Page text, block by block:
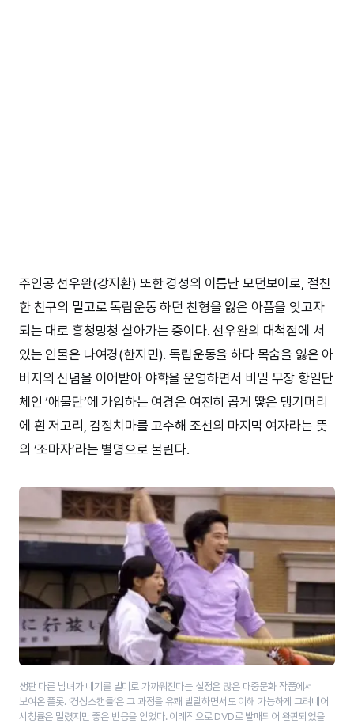
주인공 선우완(강지환) 또한 경성의 이름난 모던보이로, 절친
한 친구의 밀고로 독립운동 하던 친형을 잃은 아픔을 잊고자
되는 대로 흥청망청 살아가는 중이다. 선우완의 대척점에 서
있는 인물은 나여경(한지민). 독립운동을 하다 목숨을 잃은 아
버지의 신념을 이어받아 야학을 운영하면서 비밀 무장 항일단
체인 ‘애물단’에 가입하는 여경은 여전히 곱게 땋은 댕기머리
에 흰 저고리, 검정치마를 고수해 조선의 마지막 여자라는 뜻
의 ‘조마자’라는 별명으로 불린다.
생판 다른 남녀가 내기를 빌미로 가까워진다는 설정은 많은 대중문화 작품에서
보여온 플롯. ‘​경성스캔들’​은 그 과정을 유쾌 발랄하면서도 이해 가능하게 그려내어
시청률은 밀렸지만 좋은 반응을 얻었다. 이례적으로 DVD로 발매되어 완판되었을